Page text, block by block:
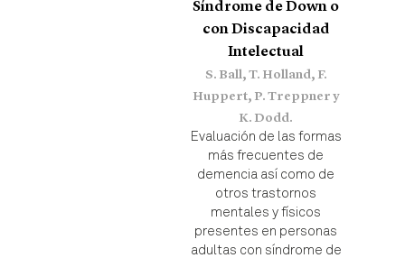
Síndrome de Down o
con Discapacidad
Intelectual
S. Ball, T. Holland, F.
Huppert, P. Treppner y
K. Dodd.
Evaluación de las formas
más frecuentes de
demencia así como de
otros trastornos
mentales y físicos
presentes en personas
adultas con síndrome de